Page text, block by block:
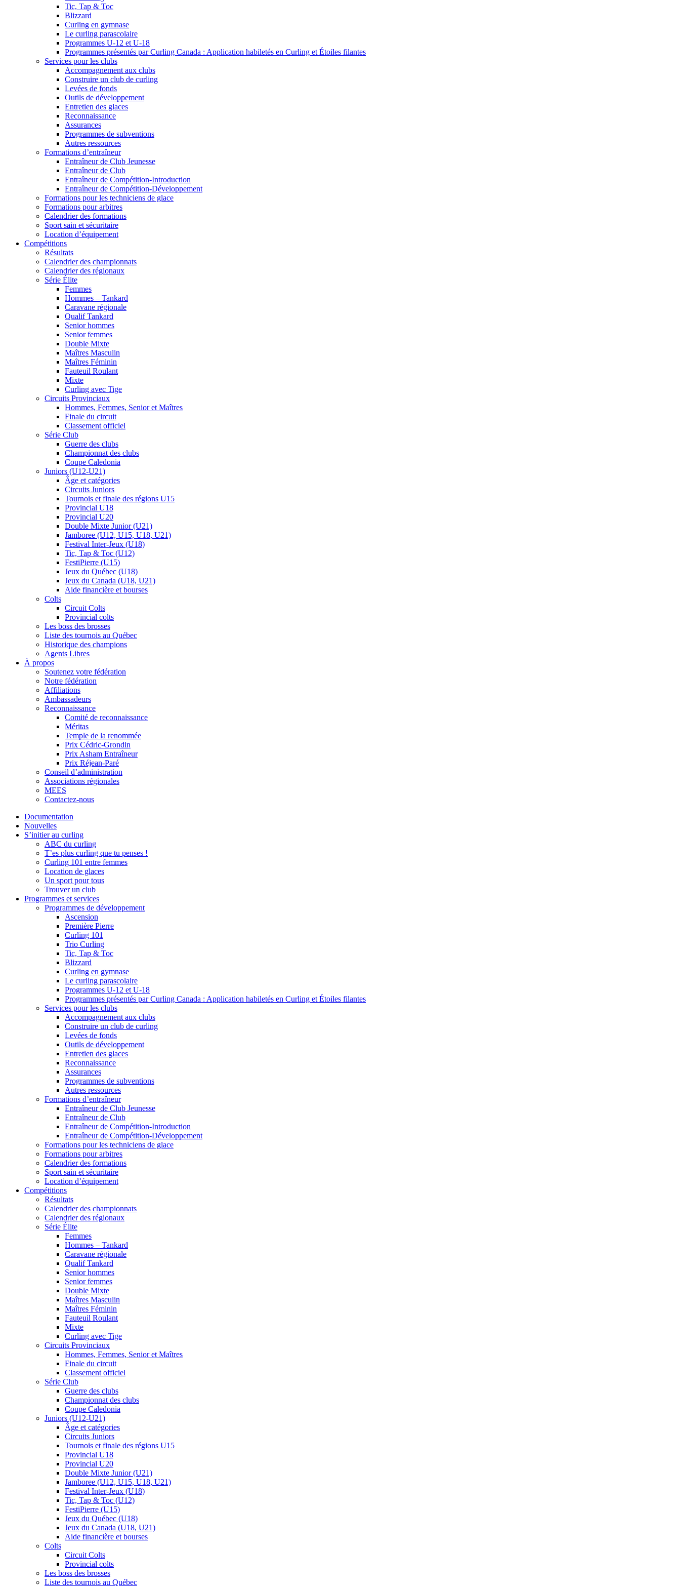
Tic, Tap & Toc
Blizzard
Curling en gymnase
Le curling parascolaire
Programmes U-12 et U-18
Programmes présentés par Curling Canada : Application habiletés en Curling et Étoiles filantes
Services pour les clubs
Accompagnement aux clubs
Construire un club de curling
Levées de fonds
Outils de développement
Entretien des glaces
Reconnaissance
Assurances
Programmes de subventions
Autres ressources
Formations d’entraîneur
Entraîneur de Club Jeunesse
Entraîneur de Club
Entraîneur de Compétition-Introduction
Entraîneur de Compétition-Développement
Formations pour les techniciens de glace
Formations pour arbitres
Calendrier des formations
Sport sain et sécuritaire
Location d’équipement
Compétitions
Résultats
Calendrier des championnats
Calendrier des régionaux
Série Élite
Femmes
Hommes – Tankard
Caravane régionale
Qualif Tankard
Senior hommes
Senior femmes
Double Mixte
Maîtres Masculin
Maîtres Féminin
Fauteuil Roulant
Mixte
Curling avec Tige
Circuits Provinciaux
Hommes, Femmes, Senior et Maîtres
Finale du circuit
Classement officiel
Série Club
Guerre des clubs
Championnat des clubs
Coupe Caledonia
Juniors (U12-U21)
Âge et catégories
Circuits Juniors
Tournois et finale des régions U15
Provincial U18
Provincial U20
Double Mixte Junior (U21)
Jamboree (U12, U15, U18, U21)
Festival Inter-Jeux (U18)
Tic, Tap & Toc (U12)
FestiPierre (U15)
Jeux du Québec (U18)
Jeux du Canada (U18, U21)
Aide financière et bourses
Colts
Circuit Colts
Provincial colts
Les boss des brosses
Liste des tournois au Québec
Historique des champions
Agents Libres
À propos
Soutenez votre fédération
Notre fédération
Affiliations
Ambassadeurs
Reconnaissance
Comité de reconnaissance
Méritas
Temple de la renommée
Prix Cédric-Grondin
Prix Asham Entraîneur
Prix Réjean-Paré
Conseil d’administration
Associations régionales
MEES
Contactez-nous
Documentation
Nouvelles
S’initier au curling
ABC du curling
T’es plus curling que tu penses !
Curling 101 entre femmes
Location de glaces
Un sport pour tous
Trouver un club
Programmes et services
Programmes de développement
Ascension
Première Pierre
Curling 101
Trio Curling
Tic, Tap & Toc
Blizzard
Curling en gymnase
Le curling parascolaire
Programmes U-12 et U-18
Programmes présentés par Curling Canada : Application habiletés en Curling et Étoiles filantes
Services pour les clubs
Accompagnement aux clubs
Construire un club de curling
Levées de fonds
Outils de développement
Entretien des glaces
Reconnaissance
Assurances
Programmes de subventions
Autres ressources
Formations d’entraîneur
Entraîneur de Club Jeunesse
Entraîneur de Club
Entraîneur de Compétition-Introduction
Entraîneur de Compétition-Développement
Formations pour les techniciens de glace
Formations pour arbitres
Calendrier des formations
Sport sain et sécuritaire
Location d’équipement
Compétitions
Résultats
Calendrier des championnats
Calendrier des régionaux
Série Élite
Femmes
Hommes – Tankard
Caravane régionale
Qualif Tankard
Senior hommes
Senior femmes
Double Mixte
Maîtres Masculin
Maîtres Féminin
Fauteuil Roulant
Mixte
Curling avec Tige
Circuits Provinciaux
Hommes, Femmes, Senior et Maîtres
Finale du circuit
Classement officiel
Série Club
Guerre des clubs
Championnat des clubs
Coupe Caledonia
Juniors (U12-U21)
Âge et catégories
Circuits Juniors
Tournois et finale des régions U15
Provincial U18
Provincial U20
Double Mixte Junior (U21)
Jamboree (U12, U15, U18, U21)
Festival Inter-Jeux (U18)
Tic, Tap & Toc (U12)
FestiPierre (U15)
Jeux du Québec (U18)
Jeux du Canada (U18, U21)
Aide financière et bourses
Colts
Circuit Colts
Provincial colts
Les boss des brosses
Liste des tournois au Québec